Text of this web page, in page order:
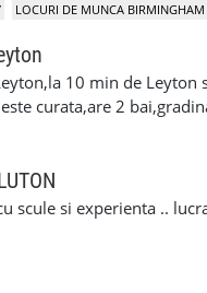
LOCURI DE MUNCA BIRMINGHAM
10 min de Leyton
curata,are 2
cuplu linistit,serios si
scule si experienta ..